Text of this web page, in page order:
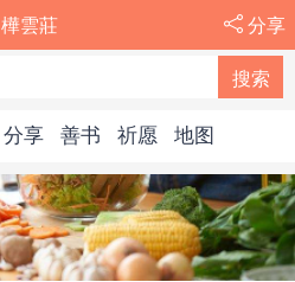
樺雲莊 分享
分享 善书 祈愿 地图